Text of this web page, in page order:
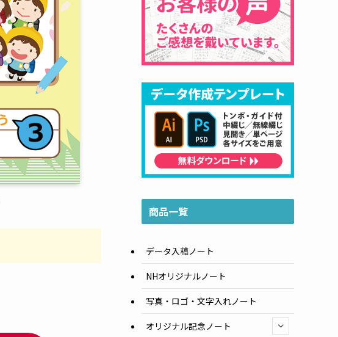
商品一覧
データ入稿ノート
NHオリジナルノート
写真・ロゴ・文字入れノート
オリジナル記念ノート